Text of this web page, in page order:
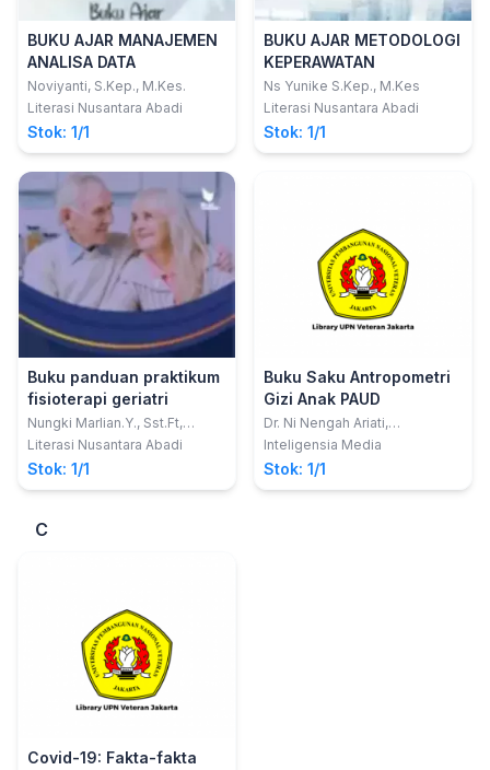
BUKU AJAR MANAJEMEN
ANALISA DATA
Noviyanti, S.Kep., M.Kes.
Literasi Nusantara Abadi
Stok: 1/1
BUKU AJAR METODOLOGI
KEPERAWATAN
Ns Yunike S.Kep., M.Kes
Literasi Nusantara Abadi
Stok: 1/1
Buku panduan praktikum
fisioterapi geriatri
Nungki Marlian.Y., Sst.Ft,
M.Kes, dkk.
Literasi Nusantara Abadi
Stok: 1/1
Buku Saku Antropometri
Gizi Anak PAUD
Dr. Ni Nengah Ariati,
SST.M.Erg.; dkk
Inteligensia Media
Stok: 1/1
C
Covid-19: Fakta-fakta